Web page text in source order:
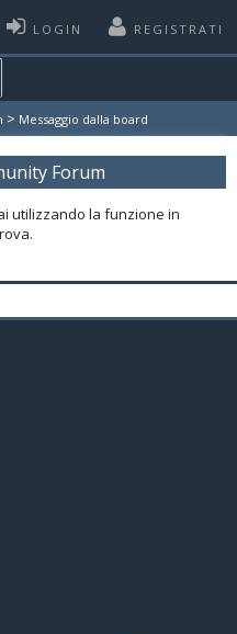
LOGIN REGISTRATI
> Messaggio dalla board
Forum
utilizzando la funzione in